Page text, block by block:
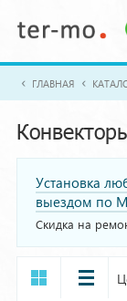
ГЛАВНАЯ
Установка
выездом по
Скидка на